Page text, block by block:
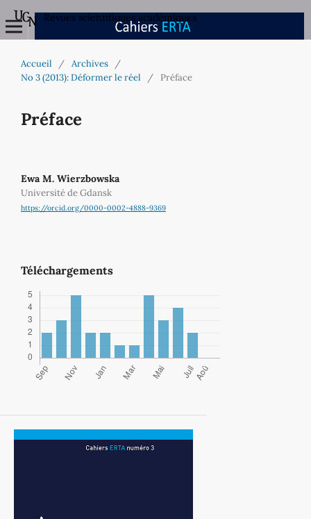
Revues scientifiques académiques
Accueil / Archives
/
No 3 (2013): Déformer le réel
/ Préface
Préface
Ewa M. Wierzbowska
Université de Gdansk
https://orcid.org/0000-0002-4888-9369
Téléchargements